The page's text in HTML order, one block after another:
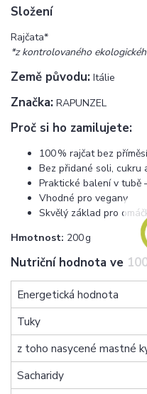
Složení
Rajčata*
*z kontrolovaného
Země původu: Itálie
Značka: RAPUNZEL
Proč si ho zamilujete:
100 % rajčat bez příměsí
Bez přidané soli, cukru
Praktické balení v tubě
Vhodné pro vegany
Skvělý základ pro
Hmotnost: 200 g
Nutriční hodnota ve
Energetická hodnota
Tuky
z toho nasycené mastné
Sacharidy